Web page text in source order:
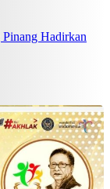
Hadirkan